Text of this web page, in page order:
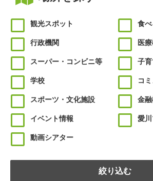
観光スポット 食
行政機関 医
スーパー・コンビニ等 子
学校 コ
スポーツ・文化施設 金
イベント情報 愛
動画シアター